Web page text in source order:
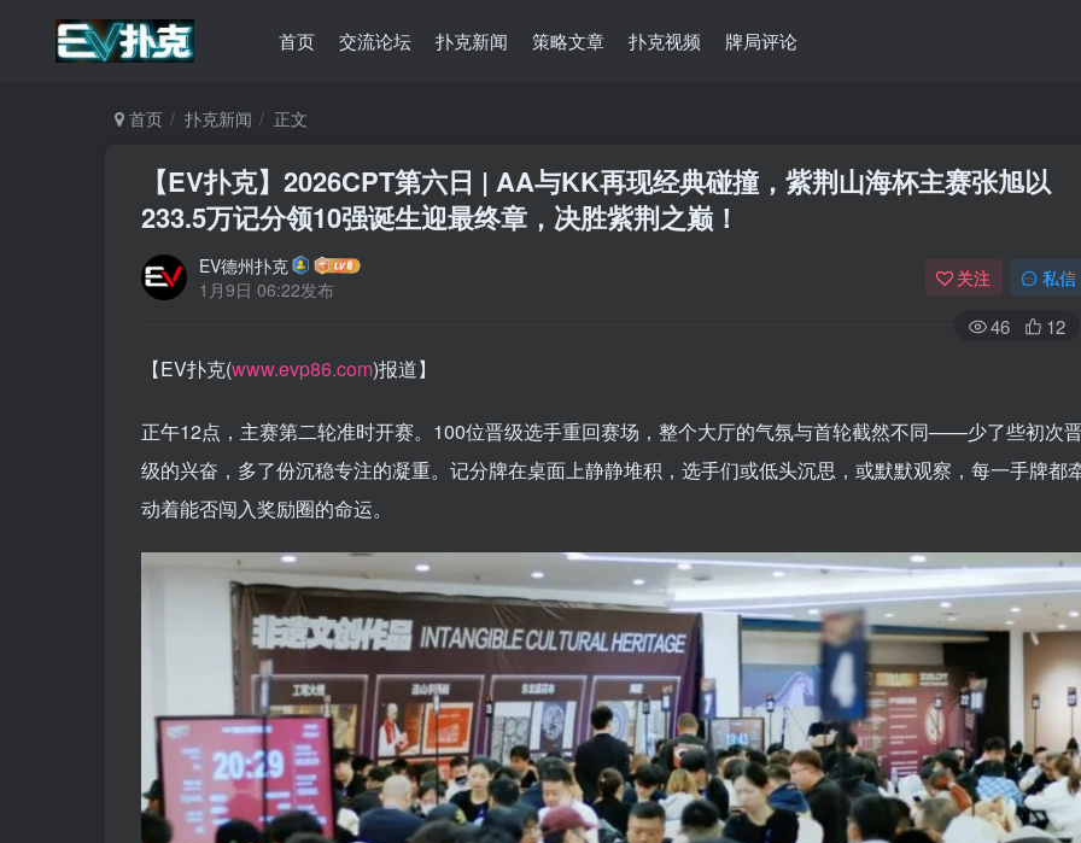
首页 交流论坛 扑克新闻 策略文章 扑克视频 牌局评论
首页 扑克新闻 正文
【EV扑克】2026CPT第六日 | AA与KK再现经典碰撞，紫荆山海杯主赛张旭以
233.5万记分领10强诞生迎最终章，决胜紫荆之巅！
EV德州扑克
1月9日 06:22发布
关注 私信
46 12
【EV扑克(www.evp86.com)报道】
正午12点，主赛第二轮准时开赛。100位晋级选手重回赛场，整个大厅的气氛与首轮截然不同——少了些初次
级的兴奋，多了份沉稳专注的凝重。记分牌在桌面上静静堆积，选手们或低头沉思，或默默观察，每一手牌都
动着能否闯入奖励圈的命运。